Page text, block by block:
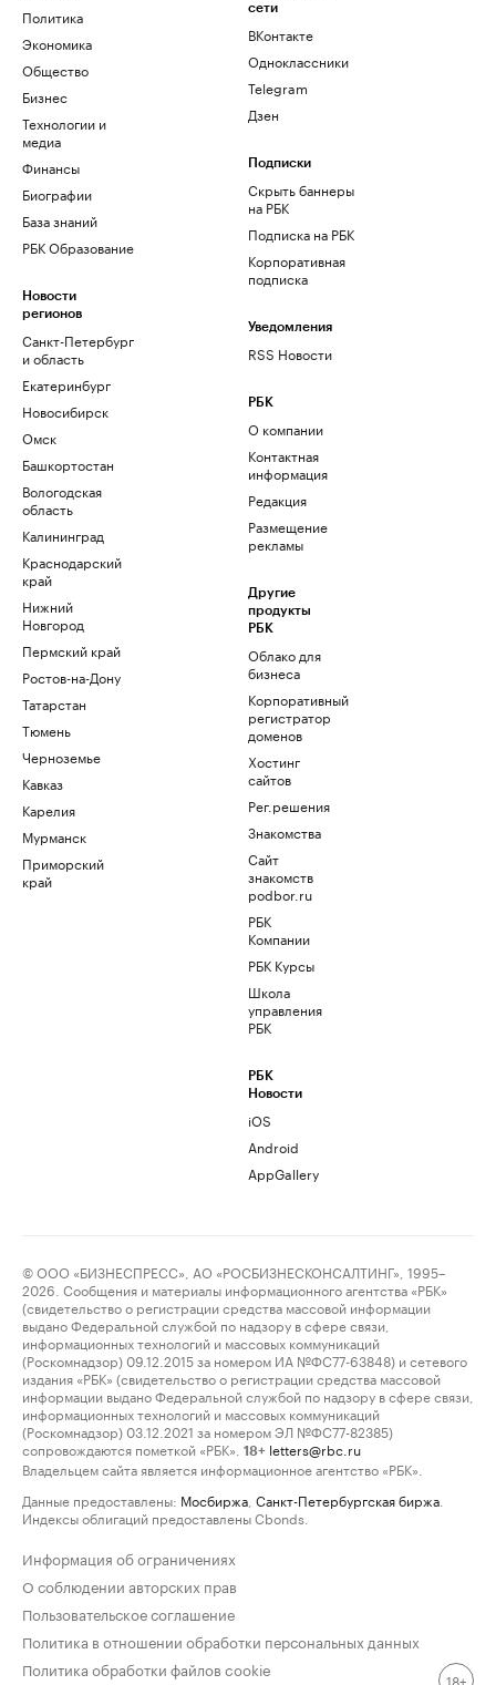
Политика
Экономика
Общество
Бизнес
Технологии и
медиа
Финансы
Биографии
База знаний
РБК Образование
Новости
регионов
Санкт-Петербург
и область
Екатеринбург
Новосибирск
Омск
Башкортостан
Вологодская
область
Калининград
Краснодарский
край
Нижний
Новгород
Пермский край
Ростов-на-Дону
Татарстан
Тюмень
Черноземье
Кавказ
Карелия
Мурманск
Приморский
край
сети
ВКонтакте
Одноклассники
Telegram
Дзен
Подписки
Скрыть баннеры
на РБК
Подписка на РБК
Корпоративная
подписка
Уведомления
RSS Новости
РБК
О компании
Контактная
информация
Редакция
Размещение
рекламы
Другие
продукты
РБК
Облако для
бизнеса
Корпоративный
регистратор
доменов
Хостинг
сайтов
Рег.решения
Знакомства
Сайт
знакомств
podbor.ru
РБК
Компании
РБК Курсы
Школа
управления
РБК
РБК
Новости
iOS
Android
AppGallery
© ООО «БИЗНЕСПРЕСС», АО «РОСБИЗНЕСКОНСАЛТИНГ», 1995–
2026. Сообщения и материалы информационного агентства «РБК»
(свидетельство о регистрации средства массовой информации
выдано Федеральной службой по надзору в сфере связи,
информационных технологий и массовых коммуникаций
(Роскомнадзор) 09.12.2015 за номером ИА №ФС77-63848) и сетевого
издания «РБК» (свидетельство о регистрации средства массовой
информации выдано Федеральной службой по надзору в сфере связи,
информационных технологий и массовых коммуникаций
(Роскомнадзор) 03.12.2021 за номером ЭЛ №ФС77-82385)
сопровождаются пометкой «РБК».
18+ letters@rbc.ru
Владельцем сайта является информационное агентство «РБК».
Данные предоставлены: Мосбиржа Санкт-Петербургская биржа
Индексы облигаций предоставлены Cbonds.
Информация об ограничениях
О соблюдении авторских прав
Пользовательское соглашение
Политика в отношении обработки персональных данных
Политика обработки файлов cookie
18+